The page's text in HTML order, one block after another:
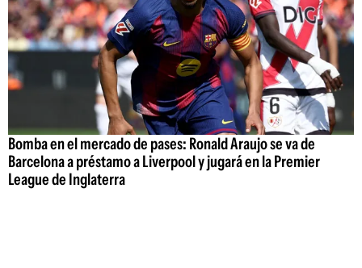
Bomba en el mercado de pases: Ronald Araujo se va de
Barcelona a préstamo a Liverpool y jugará en la Premier
League de Inglaterra